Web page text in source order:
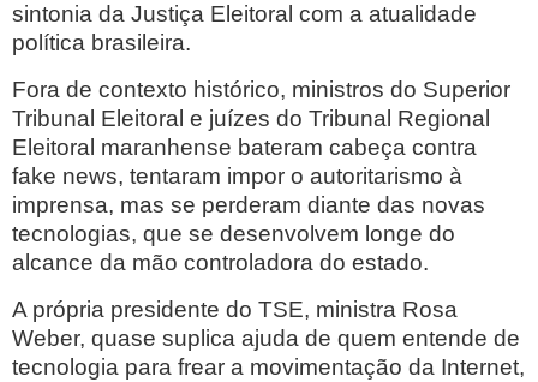
sintonia da Justiça Eleitoral com a atualidade
política brasileira.
Fora de contexto histórico, ministros do Superior
Tribunal Eleitoral e juízes do Tribunal Regional
Eleitoral maranhense bateram cabeça contra
fake news, tentaram impor o autoritarismo à
imprensa, mas se perderam diante das novas
tecnologias, que se desenvolvem longe do
alcance da mão controladora do estado.
A própria presidente do TSE, ministra Rosa
Weber, quase suplica ajuda de quem entende de
tecnologia para frear a movimentação da Internet,